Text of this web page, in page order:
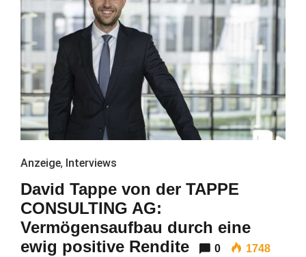
Anzeige, Interviews
David Tappe von der TAPPE
CONSULTING AG:
Vermögensaufbau durch eine
ewig positive Rendite
0 1748